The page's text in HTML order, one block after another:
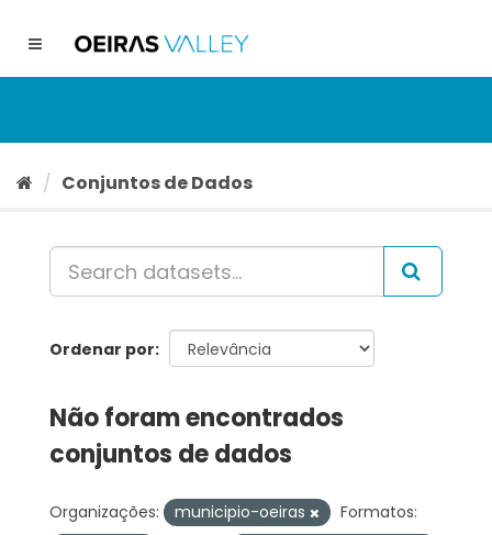
conteúdo
Toggle
Conjuntos de Dados
Ordenar por
Não foram encontrados
conjuntos de dados
Organizações: municipio-oeiras
Formatos: